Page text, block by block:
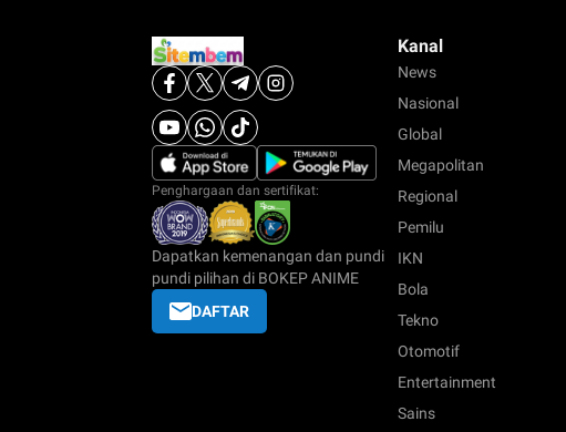
Penghargaan dan sertifikat:
Dapatkan kemenangan dan pundi
pundi pilihan di BOKEP ANIME
DAFTAR
Kanal
News
Nasional
Global
Megapolitan
Regional
Pemilu
IKN
Bola
Tekno
Otomotif
Entertainment
Sains